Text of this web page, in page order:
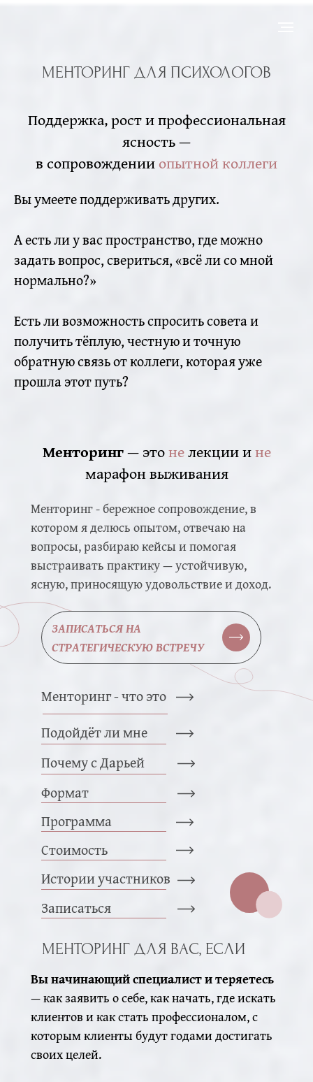
МЕНТОРИНГ ДЛЯ ПСИХОЛОГОВ
Поддержка, рост и профессиональная
ясность —
в сопровожденииопытной коллеги
Вы умеете поддерживать других.
А есть ли у вас пространство, где можно
задать вопрос, свериться, «всё ли со мной
нормально?»
Есть ли возможность спросить совета и
получить тёплую, честную и точную
обратную связь от коллеги, которая уже
прошла этот путь?
Менторинг— этонелекции ине
марафон выживания
ЗАПИСАТЬСЯ НА
СТРАТЕГИЧЕСКУЮ ВСТРЕЧУ
Записаться
Стоимость
Истории участников
Формат
Программа
Подойдёт ли мне
Почему с Дарьей
Менторинг - что это
Менторинг - бережное сопровождение, в
котором я делюсь опытом, отвечаю на
вопросы, разбираю кейсы и помогая
выстраивать практику — устойчивую,
ясную, приносящую удовольствие и доход.
МЕНТОРИНГ ДЛЯ ВАС, ЕСЛИ
Вы начинающий специалист и теряетесь
— как заявить о себе, как начать, где искать
клиентов и как стать профессионалом, с
которым клиенты будут годами достигать
своих целей.